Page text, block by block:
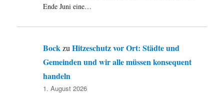
Ende Juni eine…
BockzuHitzeschutz vor Ort: Städte und
Gemeinden und wir alle müssen konsequent
handeln
1. August 2026